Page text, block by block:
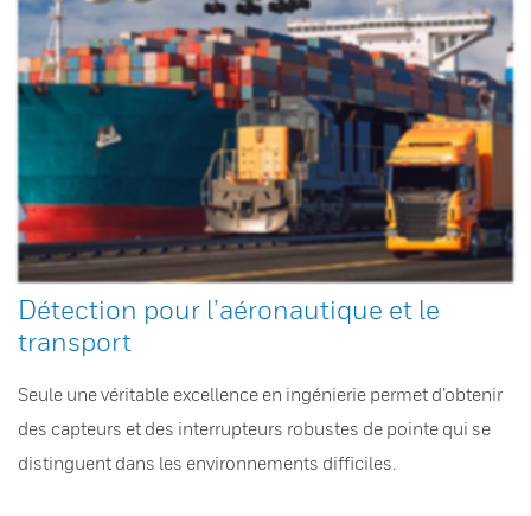
Détection pour l’aéronautique et le
transport
Seule une véritable excellence en ingénierie permet d’obtenir
des capteurs et des interrupteurs robustes de pointe qui se
distinguent dans les environnements difficiles.